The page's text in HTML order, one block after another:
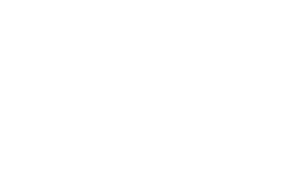
vackraste delar av skärgård